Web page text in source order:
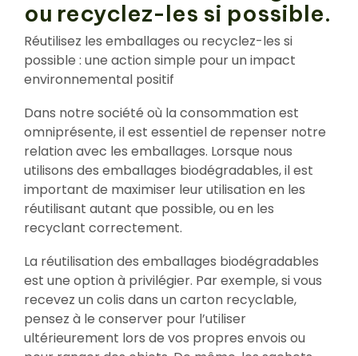
ou recyclez-les si possible.
Réutilisez les emballages ou recyclez-les si
possible : une action simple pour un impact
environnemental positif
Dans notre société où la consommation est
omniprésente, il est essentiel de repenser notre
relation avec les emballages. Lorsque nous
utilisons des emballages biodégradables, il est
important de maximiser leur utilisation en les
réutilisant autant que possible, ou en les
recyclant correctement.
La réutilisation des emballages biodégradables
est une option à privilégier. Par exemple, si vous
recevez un colis dans un carton recyclable,
pensez à le conserver pour l’utiliser
ultérieurement lors de vos propres envois ou